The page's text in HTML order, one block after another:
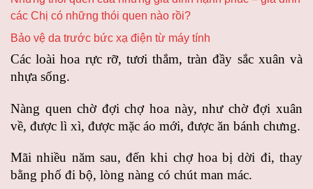
các Chị có những thói quen nào rồi?
Bảo vệ da trước bức xạ điện từ máy tính
Các loài hoa rực rỡ, tươi thắm, tràn đầy sắc xuân và
nhựa sống.
Nàng quen chờ đợi chợ hoa này, như chờ đợi xuân
về, được lì xì, được mặc áo mới, được ăn bánh chưng.
Mãi nhiều năm sau, đến khi chợ hoa bị dời đi, thay
bằng phố đi bộ, lòng nàng có chút man mác.